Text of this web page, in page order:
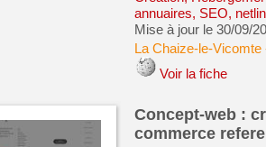
annuaires, SEO,
Mise à jour le 30/09/
La Chaize-le-Vicomte
Voir la fiche
Concept-web :
commerce